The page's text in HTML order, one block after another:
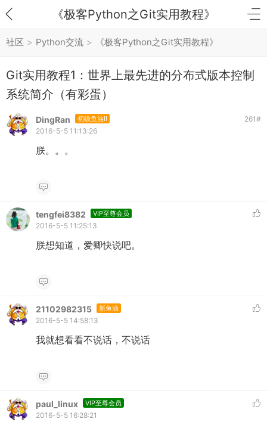
《极客Python之Git实用教程》
社区 > Python交流 > 《极客Python之Git实用教程》
Git实用教程1：世界上最先进的分布式版本控制
系统简介（有彩蛋）
DingRan 初级鱼油II 261#
2016-5-5 11:13:26
朕。。。
tengfei8382 VIP至尊会员
2016-5-5 11:25:13
朕想知道，爱卿快说吧。
21102982315 新鱼油
2016-5-5 14:58:13
我就想看看不说话，不说话
paul_linux VIP至尊会员
2016-5-5 16:28:21